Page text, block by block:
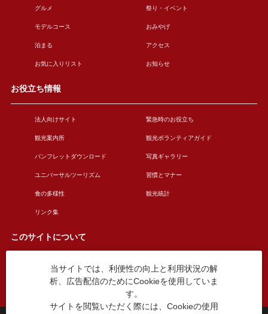
グルメ 祭り・イベント
モデルコース おみやげ
泊まる アクセス
お気に入りリスト お知らせ
お役立ち情報
法人向けサイト 緊急時のお役立ち
観光案内所 観光ボランティアガイド
パンフレットダウンロード 写真ギャラリー
ユニバーサルツーリズム 習慣とマナー
食の多様性 観光統計
リンク集
このサイトについて
このサイトについて 広告掲載について
お問い合わせ
当サイトでは、利便性の向上と利用状況の解
析、広告配信のためにCookieを使用していま
す。
サイトを閲覧いただく際には、Cookieの使用